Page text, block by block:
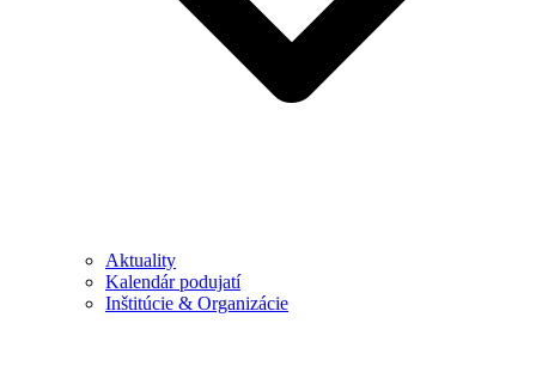
Aktuality
Kalendár podujatí
Inštitúcie & Organizácie